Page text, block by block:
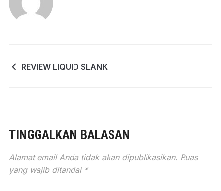
REVIEW LIQUID SLANK
TINGGALKAN BALASAN
Alamat email Anda tidak akan dipublikasikan. Ruas
yang wajib ditandai *